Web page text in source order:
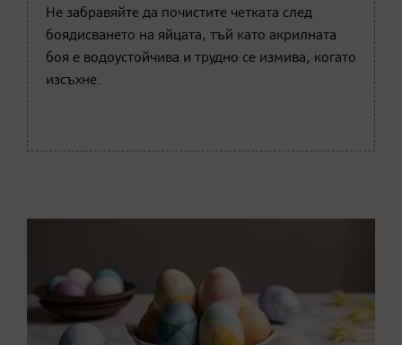
Не забравяйте да почистите четката след
боядисването на яйцата, тъй като акрилната
боя е водоустойчива и трудно се измива, когато
изсъхне.